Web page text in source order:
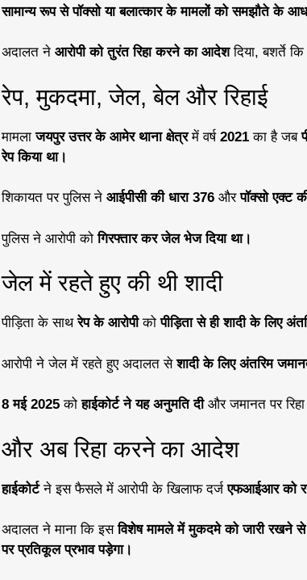
सामान्य रूप से पॉक्सो या बलात्कार के मामलों को समझौते के
अदालत ने आरोपी को तुरंत रिहा करने का आदेशदिया, बशर्ते
रेप, मुकदमा, जेल, बेल और रिहाई
मामलाजयपुर उत्तर के आमेर थाना क्षेत्रमें वर्ष 2021का है जब
रेप किया था।
शिकायत पर पुलिस ने आईपीसी की धारा 376औरपॉक्सो एक्ट
पुलिस ने आरोपी कोगिरफ्तार कर जेल भेज दिया था।
जेल में रहते हुए की थी शादी
पीड़िता के साथरेप के आरोपीकोपीड़िता से ही शादी के लिए
आरोपी ने जेल में रहते हुए अदालत सेशादी के लिए अंतरिम
8 मई 2025कोहाईकोर्ट ने यह अनुमति दीऔर जमानत पर
और अब रिहा करने का आदेश
हाईकोर्टने इस फैसले में आरोपी के खिलाफ दर्जएफआईआर को
अदालत ने माना कि इसविशेष मामले में मुकदमे को जारी रखने से
पर प्रतिकूल प्रभाव पड़ेगा।